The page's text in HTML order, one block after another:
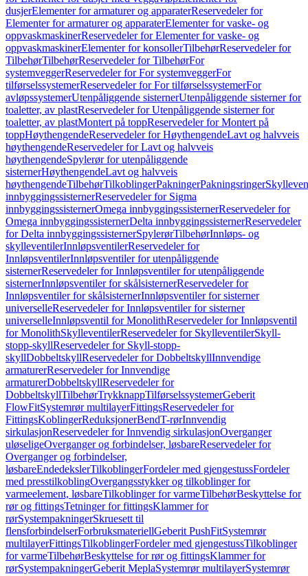
dusjerElementer for armaturer og apparaterReservedeler for
Elementer for armaturer og apparaterElementer for vaske- og
oppvaskmaskinerReservedeler for Elementer for vaske- og
oppvaskmaskinerElementer for konsollerTilbehørReservedeler for
TilbehørTilbehørReservedeler for TilbehørFor
systemveggerReservedeler for For systemveggerFor
tilførselssystemerReservedeler for For tilførselssystemerFor
avløpssystemerUtenpåliggende sisternerUtenpåliggende sisterner for
toaletter, av plastReservedeler for Utenpåliggende sisterner for
toaletter, av plastMontert på toppReservedeler for Montert på
toppHøythengendeReservedeler for HøythengendeLavt og halvveis
høythengendeReservedeler for Lavt og halvveis
høythengendeSpylerør for utenpåliggende
sisternerHøythengendeLavt og halvveis
høythengendeTilbehørTilkoblingerPakningerPakningsringer
innbyggingssisternerReservedeler for Sigma
innbyggingssisternerOmega innbyggingssisternerReservedeler for
Omega innbyggingssisternerDelta innbyggingssisternerReservedeler
for Delta innbyggingssisternerSpylerørTilbehørInnløps- og
skylleventilerInnløpsventilerReservedeler for
InnløpsventilerInnløpsventiler for utenpåliggende
sisternerReservedeler for Innløpsventiler for utenpåliggende
sisternerInnløpsventiler for skålsisternerReservedeler for
Innløpsventiler for skålsisternerInnløpsventiler for sisterner
universelleReservedeler for Innløpsventiler for sisterner
universelleInnløpsventil for MonolithReservedeler for Innløpsventil
for MonolithSkylleventilerReservedeler for SkylleventilerSkyll-
stopp-skyllReservedeler for Skyll-stopp-
skyllDobbeltskyllReservedeler for DobbeltskyllInnvendige
armaturerReservedeler for Innvendige
armaturerDobbeltskyllReservedeler for
DobbeltskyllTilbehørTrykknappTilførselssystemerGeberit
FlowFitSystemrør multilayerFittingsReservedeler for
FittingsKoblingerReduksjonerBendT-rørInnvendig
sirkulasjonReservedeler for Innvendig sirkulasjonOverganger
uløseligeOverganger og forbindelser, løsbareReservedeler for
Overganger og forbindelser,
løsbareEndedekslerTilkoblingerFordeler med gjengestussFordeler
med presstilkoblingOvergangsstykker og tilkoblinger for
varmeelement, løsbareTilkoblinger for varmeTilbehørBeskyttelse for
rør og fittingsTetninger for fittingsKlammer for
rørSystempakningerSkruesett til
flensforbindelserForbruksmateriellGeberit PushFitSystemrør
multilayerFittingsTilkoblingerFordeler med gjengestussTilkoblinger
for varmeTilbehørBeskyttelse for rør og fittingsKlammer for
rørSystempakningerGeberit MeplaSystemrør multilayerSystemrør